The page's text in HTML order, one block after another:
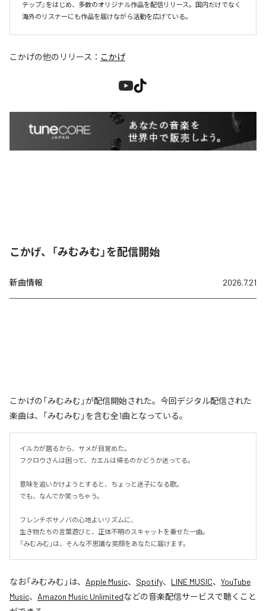
テップ』をはじめ、多数のオリジナル作品を配信リリース。国内だけでなく
海外のリスナーにも作品を届けながら活動を広げている。
こかげの他のリリース： こかげ
こかげ、「みむみむ」を配信開始
新曲情報 2026.7.21
こかげの「みむみむ」が配信開始された。今回デジタル配信された
楽曲は、「みむみむ」を含む全1曲となっている。
イルカが居るから、サメが目覚めた。
フクロウさんは困って、カエルは帰るのかどうか迷ってる。
意味を追いかけようとすると、ちょっと迷子になる歌。
でも、なんでか笑っちゃう。
フレンチボサノバの心地よいリズムに、
生き物たちの言葉遊びと、正体不明のスキャットを乗せた一曲。
「みむみむ」は、そんな不思議な笑顔をあなたに届けます。
なお「みむみむ 」は、 Apple Music、 Spotify、 LINE MUSIC、 YouTube
Music、 Amazon Music Unlimitedなどの音楽配信サービスで聴くこと